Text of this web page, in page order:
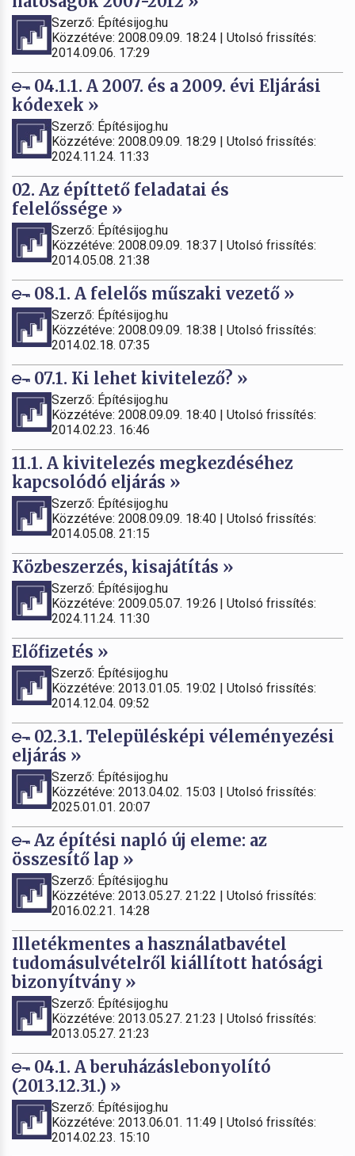
Szerző: Építésijog.hu
Közzétéve: 2008.09.09. 18:24 | Utolsó frissítés:
2014.09.06. 17:29
04.1.1. A 2007. és a 2009. évi Eljárási
kódexek »
Szerző: Építésijog.hu
Közzétéve: 2008.09.09. 18:29 | Utolsó frissítés:
2024.11.24. 11:33
02. Az építtető feladatai és
felelőssége »
Szerző: Építésijog.hu
Közzétéve: 2008.09.09. 18:37 | Utolsó frissítés:
2014.05.08. 21:38
08.1. A felelős műszaki vezető »
Szerző: Építésijog.hu
Közzétéve: 2008.09.09. 18:38 | Utolsó frissítés:
2014.02.18. 07:35
07.1. Ki lehet kivitelező? »
Szerző: Építésijog.hu
Közzétéve: 2008.09.09. 18:40 | Utolsó frissítés:
2014.02.23. 16:46
11.1. A kivitelezés megkezdéséhez
kapcsolódó eljárás »
Szerző: Építésijog.hu
Közzétéve: 2008.09.09. 18:40 | Utolsó frissítés:
2014.05.08. 21:15
Közbeszerzés, kisajátítás »
Szerző: Építésijog.hu
Közzétéve: 2009.05.07. 19:26 | Utolsó frissítés:
2024.11.24. 11:30
Előfizetés »
Szerző: Építésijog.hu
Közzétéve: 2013.01.05. 19:02 | Utolsó frissítés:
2014.12.04. 09:52
02.3.1. Településképi véleményezési
eljárás »
Szerző: Építésijog.hu
Közzétéve: 2013.04.02. 15:03 | Utolsó frissítés:
2025.01.01. 20:07
Az építési napló új eleme: az
összesítő lap »
Szerző: Építésijog.hu
Közzétéve: 2013.05.27. 21:22 | Utolsó frissítés:
2016.02.21. 14:28
Illetékmentes a használatbavétel
tudomásulvételről kiállított hatósági
bizonyítvány »
Szerző: Építésijog.hu
Közzétéve: 2013.05.27. 21:23 | Utolsó frissítés:
2013.05.27. 21:23
04.1. A beruházáslebonyolító
(2013.12.31.) »
Szerző: Építésijog.hu
Közzétéve: 2013.06.01. 11:49 | Utolsó frissítés:
2014.02.23. 15:10